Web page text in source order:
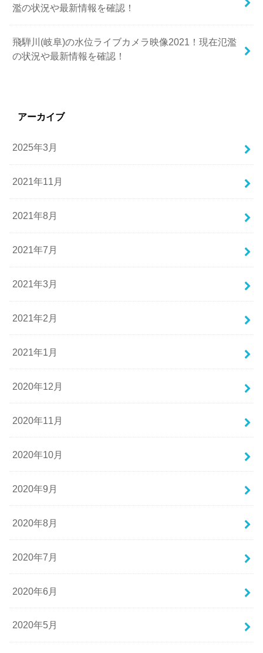
濫の状況や最新情報を確認！
飛騨川(岐阜)の水位ライブカメラ映像2021！現在氾濫
の状況や最新情報を確認！
アーカイブ
2025年3月
2021年11月
2021年8月
2021年7月
2021年3月
2021年2月
2021年1月
2020年12月
2020年11月
2020年10月
2020年9月
2020年8月
2020年7月
2020年6月
2020年5月